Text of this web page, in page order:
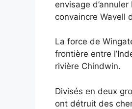
envisage
convaincre Wavell
La force de
frontière entre
rivière Chindwin.
Divisés en deux
ont détruit des